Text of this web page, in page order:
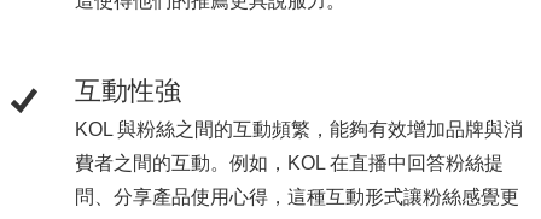
互動性強
KOL 與粉絲之間的互動頻繁，能夠有效增加品牌與消
費者之間的互動。例如，KOL 在直播中回答粉絲提
問、分享產品使用心得，這種互動形式讓粉絲感覺更